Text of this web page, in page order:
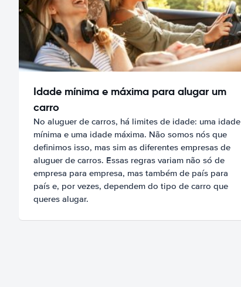
Idade mínima e máxima para alugar um
carro
No aluguer de carros, há limites de idade: uma idade
mínima e uma idade máxima. Não somos nós que
definimos isso, mas sim as diferentes empresas de
aluguer de carros. Essas regras variam não só de
empresa para empresa, mas também de país para
país e, por vezes, dependem do tipo de carro que
queres alugar.